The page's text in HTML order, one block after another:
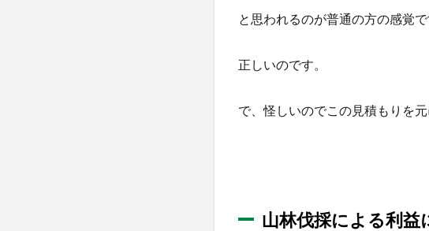
と思われるのが普通の方の感覚で
正しいのです。
で、怪しいのでこの見積もりを
山林伐採による利益